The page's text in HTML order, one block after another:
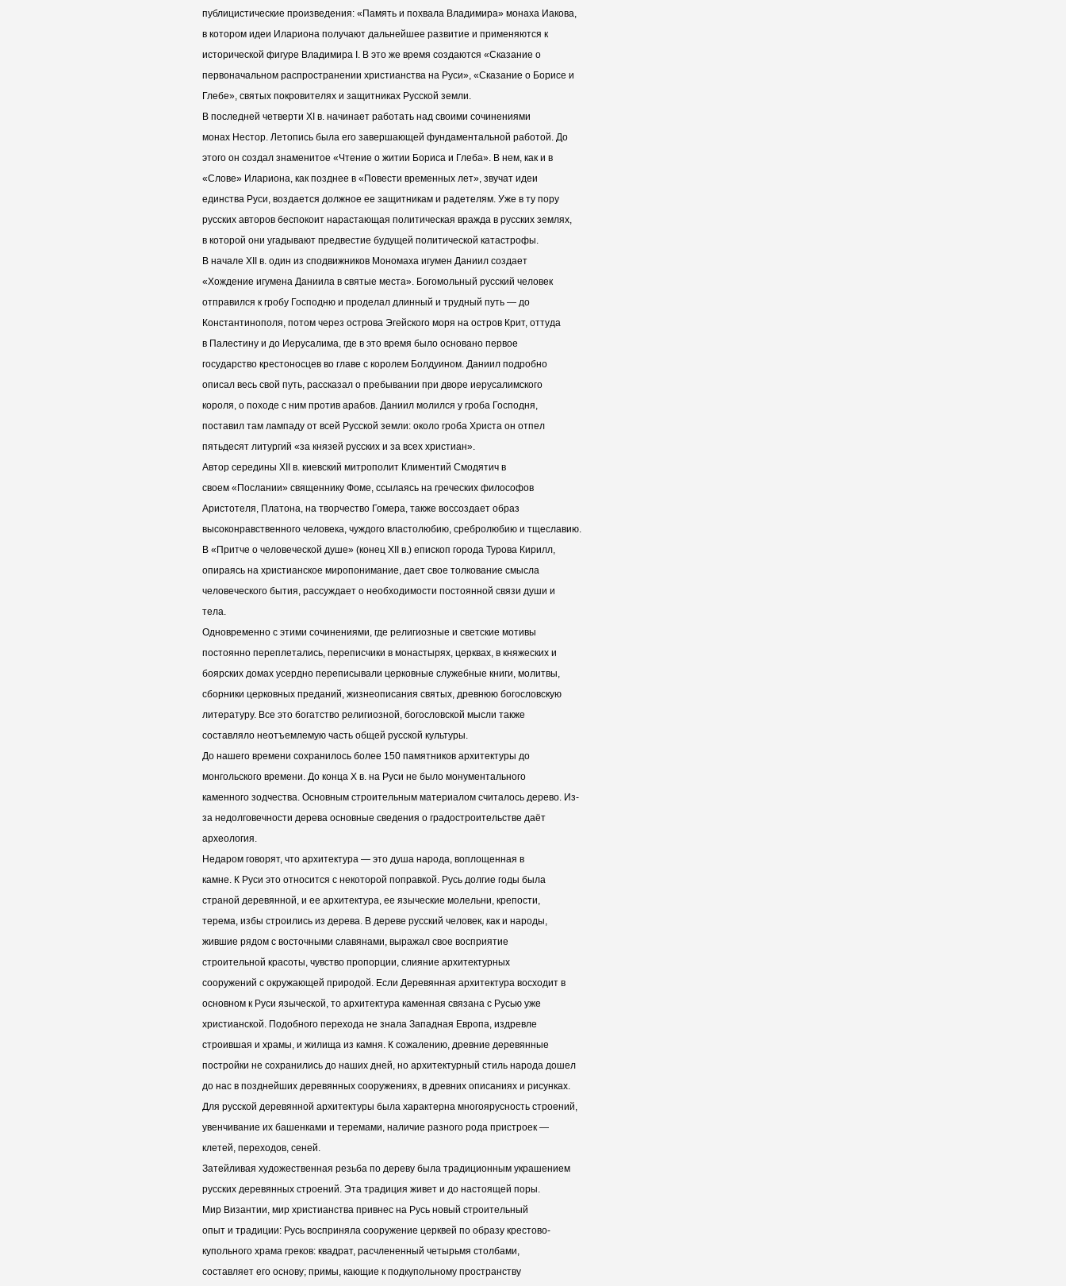
публицистические произведения: «Память и похвала Владимира» монаха Иакова,
в котором идеи Илариона получают дальнейшее развитие и применяются к
исторической фигуре Владимира I. В это же время создаются «Сказание о
первоначальном распространении христианства на Руси», «Сказание о Борисе и
Глебе», святых покровителях и защитниках Русской земли.
В последней четверти XI в. начинает работать над своими сочинениями
монах Нестор. Летопись была его завершающей фундаментальной работой. До
этого он создал знаменитое «Чтение о житии Бориса и Глеба». В нем, как и в
«Слове» Илариона, как позднее в «Повести временных лет», звучат идеи
единства Руси, воздается должное ее защитникам и радетелям. Уже в ту пору
русских авторов беспокоит нарастающая политическая вражда в русских землях,
в которой они угадывают предвестие будущей политической катастрофы.
В начале XII в. один из сподвижников Мономаха игумен Даниил создает
«Хождение игумена Даниила в святые места». Богомольный русский человек
отправился к гробу Господню и проделал длинный и трудный путь — до
Константинополя, потом через острова Эгейского моря на остров Крит, оттуда
в Палестину и до Иерусалима, где в это время было основано первое
государство крестоносцев во главе с королем Болдуином. Даниил подробно
описал весь свой путь, рассказал о пребывании при дворе иерусалимского
короля, о походе с ним против арабов. Даниил молился у гроба Господня,
поставил там лампаду от всей Русской земли: около гроба Христа он отпел
пятьдесят литургий «за князей русских и за всех христиан».
Автор середины XII в. киевский митрополит Климентий Смодятич в
своем «Послании» священнику Фоме, ссылаясь на греческих философов
Аристотеля, Платона, на творчество Гомера, также воссоздает образ
высоконравственного человека, чуждого властолюбию, сребролюбию и тщеславию.
В «Притче о человеческой душе» (конец XII в.) епископ города Турова Кирилл,
опираясь на христианское миропонимание, дает свое толкование смысла
человеческого бытия, рассуждает о необходимости постоянной связи души и
тела.
Одновременно с этими сочинениями, где религиозные и светские мотивы
постоянно переплетались, переписчики в монастырях, церквах, в княжеских и
боярских домах усердно переписывали церковные служебные книги, молитвы,
сборники церковных преданий, жизнеописания святых, древнюю богословскую
литературу. Все это богатство религиозной, богословской мысли также
составляло неотъемлемую часть общей русской культуры.
До нашего времени сохранилось более 150 памятников архитектуры до
монгольского времени. До конца X в. на Руси не было монументального
каменного зодчества. Основным строительным материалом считалось дерево. Из-
за недолговечности дерева основные сведения о градостроительстве даёт
археология.
Недаром говорят, что архитектура — это душа народа, воплощенная в
камне. К Руси это относится с некоторой поправкой. Русь долгие годы была
страной деревянной, и ее архитектура, ее языческие молельни, крепости,
терема, избы строились из дерева. В дереве русский человек, как и народы,
жившие рядом с восточными славянами, выражал свое восприятие
строительной красоты, чувство пропорции, слияние архитектурных
сооружений с окружающей природой. Если Деревянная архитектура восходит в
основном к Руси языческой, то архитектура каменная связана с Русью уже
христианской. Подобного перехода не знала Западная Европа, издревле
строившая и храмы, и жилища из камня. К сожалению, древние деревянные
постройки не сохранились до наших дней, но архитектурный стиль народа дошел
до нас в позднейших деревянных сооружениях, в древних описаниях и рисунках.
Для русской деревянной архитектуры была характерна многоярусность строений,
увенчивание их башенками и теремами, наличие разного рода пристроек —
клетей, переходов, сеней.
Затейливая художественная резьба по дереву была традиционным украшением
русских деревянных строений. Эта традиция живет и до настоящей поры.
Мир Византии, мир христианства привнес на Русь новый строительный
опыт и традиции: Русь восприняла сооружение церквей по образу крестово-
купольного храма греков: квадрат, расчлененный четырьмя столбами,
составляет его основу; примы, кающие к подкупольному пространству